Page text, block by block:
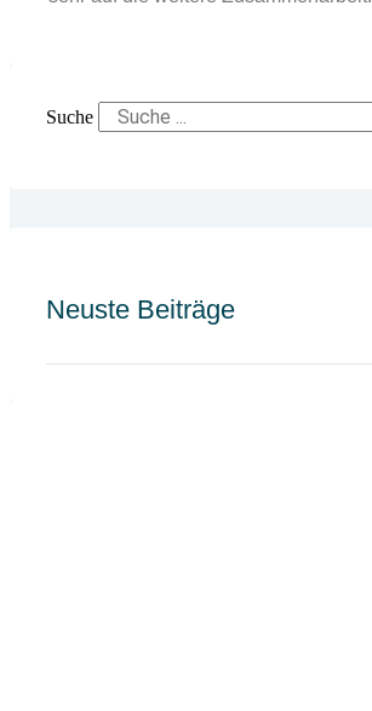
Suche
Neuste Beiträge